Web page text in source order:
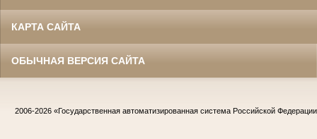
КАРТА САЙТА
ОБЫЧНАЯ ВЕРСИЯ САЙТА
2006-2026 «Государственная автоматизированная система Российской